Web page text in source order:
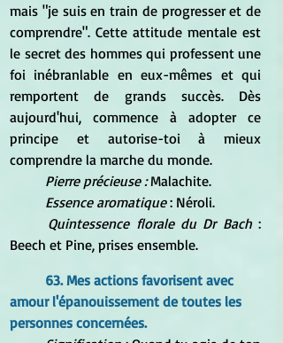
mais "je suis en train de progresser et de
comprendre". Cette attitude mentale est
le secret des hommes qui professent une
foi inébranlable en eux-mêmes et qui
remportent de grands succès. Dès
aujourd'hui, commence à adopter ce
principe et autorise-toi à mieux
comprendre la marche du monde.
Pierre précieuse : Malachite.
Essence aromatique : Néroli.
Quintessence florale du Dr Bach :
Beech et Pine, prises ensemble.
63. Mes actions favorisent avec
amour l'épanouissement de toutes les
personnes concernées.